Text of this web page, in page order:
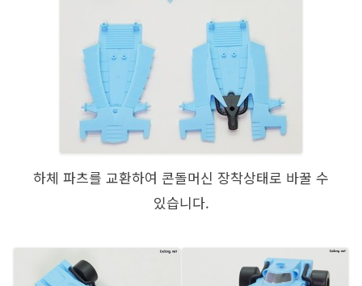
하체 파츠를 교환하여 콘돌머신 장착상태로 바꿀 수
있습니다.